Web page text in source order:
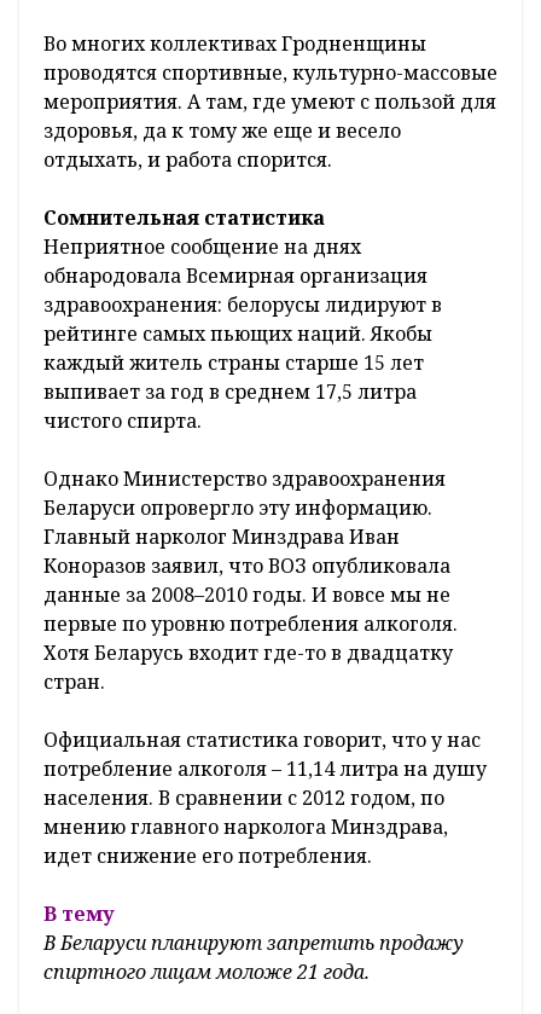
Во многих коллективах Гродненщины
проводятся спортивные, культурно-массовые
мероприятия. А там, где умеют с пользой для
здоровья, да к тому же еще и весело
отдыхать, и работа спорится.
Сомнительная статистика
Неприятное сообщение на днях
обнародовала Всемирная организация
здравоохранения: белорусы лидируют в
рейтинге самых пьющих наций. Якобы
каждый житель страны старше 15 лет
выпивает за год в среднем 17,5 литра
чистого спирта.
Однако Министерство здравоохранения
Беларуси опровергло эту информацию.
Главный нарколог Минздрава Иван
Коноразов заявил, что ВОЗ опубликовала
данные за 2008–2010 годы. И вовсе мы не
первые по уровню потребления алкоголя.
Хотя Беларусь входит где-то в двадцатку
стран.
Официальная статистика говорит, что у нас
потребление алкоголя – 11,14 литра на душу
населения. В сравнении с 2012 годом, по
мнению главного нарколога Минздрава,
идет снижение его потребления.
В тему
В Беларуси планируют запретить продажу
спиртного лицам моложе 21 года.